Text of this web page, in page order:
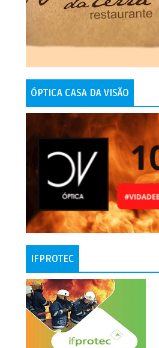
ÓPTICA CASA DA VISÃO
IFPROTEC